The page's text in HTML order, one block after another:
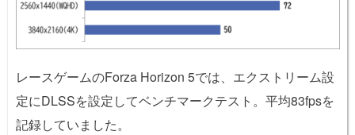
レースゲームのForza Horizon 5では、エクストリーム設
定にDLSSを設定してベンチマークテスト。平均83fpsを
記録していました。